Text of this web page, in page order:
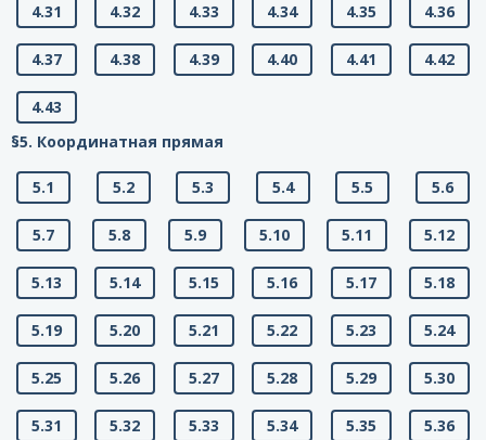
4.31 4.32 4.33 4.34 4.35 4.36
4.37 4.38 4.39 4.40 4.41 4.42
4.43
§5. Координатная прямая
5.1 5.2 5.3 5.4 5.5 5.6
5.7 5.8 5.9 5.10 5.11 5.12
5.13 5.14 5.15 5.16 5.17 5.18
5.19 5.20 5.21 5.22 5.23 5.24
5.25 5.26 5.27 5.28 5.29 5.30
5.31 5.32 5.33 5.34 5.35 5.36